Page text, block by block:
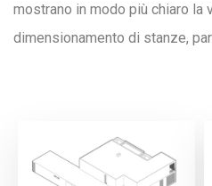
mostrano in modo più chiaro
dimensionamento di stanze,